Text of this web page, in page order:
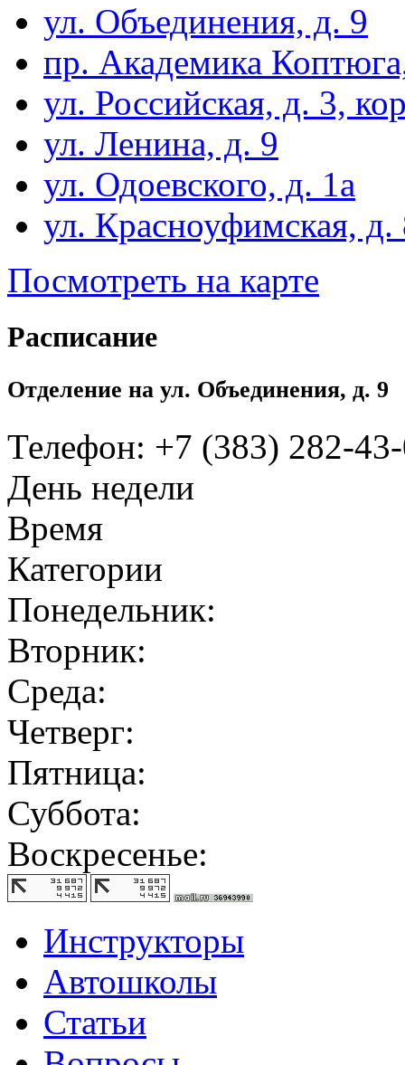
ул. Объединения, д. 9
пр. Академика
ул. Российская, д. 3,
ул. Ленина, д. 9
ул. Одоевского, д. 1а
ул. Красноуфимская, д.
Посмотреть на карте
Расписание
Отделение на ул. Объединения, д. 9
Телефон: +7 (383) 282-
День недели
Время
Категории
Понедельник:
Вторник:
Среда:
Четверг:
Пятница:
Суббота:
Воскресенье:
Инструкторы
Автошколы
Статьи